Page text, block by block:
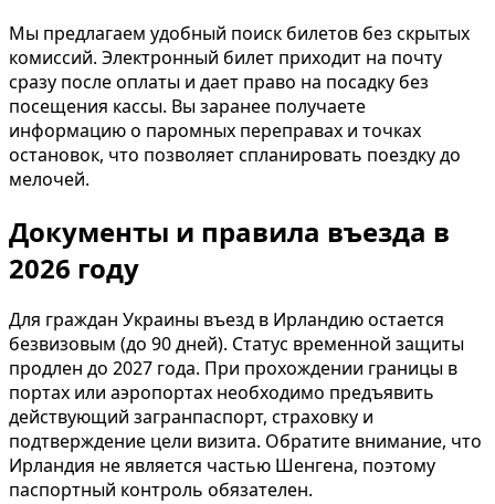
Мы предлагаем удобный поиск билетов без скрытых
комиссий. Электронный билет приходит на почту
сразу после оплаты и дает право на посадку без
посещения кассы. Вы заранее получаете
информацию о паромных переправах и точках
остановок, что позволяет спланировать поездку до
мелочей.
Документы и правила въезда в
2026 году
Для граждан Украины въезд в Ирландию остается
безвизовым (до 90 дней). Статус временной защиты
продлен до 2027 года. При прохождении границы в
портах или аэропортах необходимо предъявить
действующий загранпаспорт, страховку и
подтверждение цели визита. Обратите внимание, что
Ирландия не является частью Шенгена, поэтому
паспортный контроль обязателен.